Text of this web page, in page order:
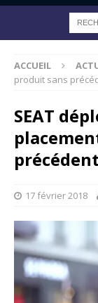
ACCUEIL
produit sans
SEAT
17 février 2018